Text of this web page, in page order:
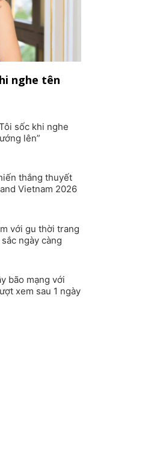
nghe tên
sốc khi nghe
lên”
thắng thuyết
Vietnam 2026
với gu thời trang
ngày càng
bão mạng với
xem sau 1 ngày